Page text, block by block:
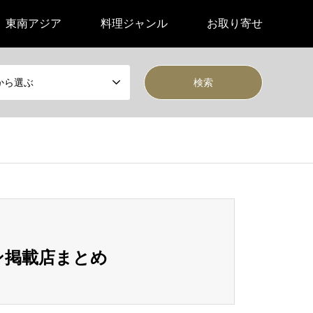
東南アジア 料理ジャンル お取り寄せ
ら選ぶ
掲載店まとめ